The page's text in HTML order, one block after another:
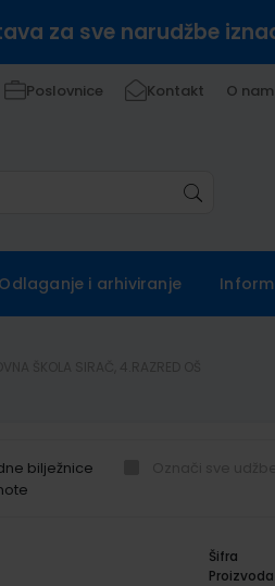
za sve narudžbe
Poslovnice Kontakt O
Odlaganje i arhiviranje
bilježnice
Šifra
Proizvoda